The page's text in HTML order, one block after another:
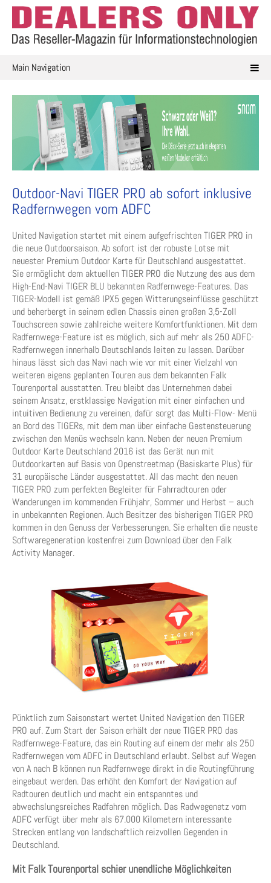
Skip
content
Main Navigation
Outdoor-Navi TIGER PRO ab sofort inklusive
Radfernwegen vom ADFC
United Navigation startet mit einem aufgefrischten TIGER PRO in
die neue Outdoorsaison. Ab sofort ist der robuste Lotse mit
neuester Premium Outdoor Karte für Deutschland ausgestattet.
Sie ermöglicht dem aktuellen TIGER PRO die Nutzung des aus dem
High-End-Navi TIGER BLU bekannten Radfernwege-Features. Das
TIGER-Modell ist gemäß IPX5 gegen Witterungseinflüsse geschützt
und beherbergt in seinem edlen Chassis einen großen 3,5-Zoll
Touchscreen sowie zahlreiche weitere Komfortfunktionen. Mit dem
Radfernwege-Feature ist es möglich, sich auf mehr als 250 ADFC-
Radfernwegen innerhalb Deutschlands leiten zu lassen. Darüber
hinaus lässt sich das Navi nach wie vor mit einer Vielzahl von
weiteren eigens geplanten Touren aus dem bekannten Falk
Tourenportal ausstatten. Treu bleibt das Unternehmen dabei
seinem Ansatz, erstklassige Navigation mit einer einfachen und
intuitiven Bedienung zu vereinen, dafür sorgt das Multi-Flow- Menü
an Bord des TIGERs, mit dem man über einfache Gestensteuerung
zwischen den Menüs wechseln kann. Neben der neuen Premium
Outdoor Karte Deutschland 2016 ist das Gerät nun mit
Outdoorkarten auf Basis von Openstreetmap (Basiskarte Plus) für
31 europäische Länder ausgestattet. All das macht den neuen
TIGER PRO zum perfekten Begleiter für Fahrradtouren oder
Wanderungen im kommenden Frühjahr, Sommer und Herbst – auch
in unbekannten Regionen. Auch Besitzer des bisherigen TIGER PRO
kommen in den Genuss der Verbesserungen. Sie erhalten die neuste
Softwaregeneration kostenfrei zum Download über den Falk
Activity Manager.
Pünktlich zum Saisonstart wertet United Navigation den TIGER
PRO auf. Zum Start der Saison erhält der neue TIGER PRO das
Radfernwege-Feature, das ein Routing auf einem der mehr als 250
Radfernwegen vom ADFC in Deutschland erlaubt. Selbst auf Wegen
von A nach B können nun Radfernwege direkt in die Routingführung
eingebaut werden. Das erhöht den Komfort der Navigation auf
Radtouren deutlich und macht ein entspanntes und
abwechslungsreiches Radfahren möglich. Das Radwegenetz vom
ADFC verfügt über mehr als 67.000 Kilometern interessante
Strecken entlang von landschaftlich reizvollen Gegenden in
Deutschland.
Mit Falk Tourenportal schier unendliche Möglichkeiten